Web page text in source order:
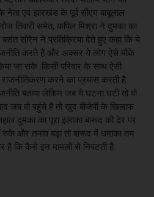
नेता एवं झारखंड के पूर्व सीएम बाबूलाल
तिवारी समेत, कपिल मिश्रा ने दुमका का
बसंत सोरेन ने प्रतिक्रिया देते हुए कहा कि ये
करते हैं और अक्सर ये लोग ऐसे मौके
जा सके. किसी परिवार के साथ ऐसी
करने का प्रयास करती है.
बताया लेकिन जब ये घटना घटी तो वो
जब वो पहुंचे हैं तो खुद बीजेपी के खिलाफ
दुमका का पूरा इलाका बारूद की ढेर पर
और तनाव बढ़ा तो बारूद में धमाका तय
है कि कैसे इन मामलों से निपटती है.